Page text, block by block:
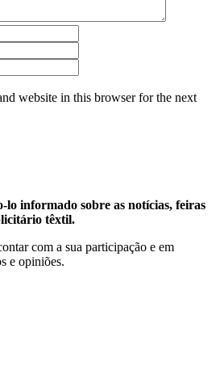
website in this browser for the next
lo informado sobre as notícias, feiras
têxtil.
com a sua participação e em
e opiniões.